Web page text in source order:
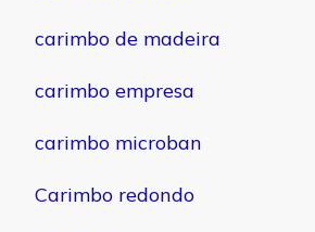
carimbo de madeira
carimbo empresa
carimbo microban
Carimbo redondo